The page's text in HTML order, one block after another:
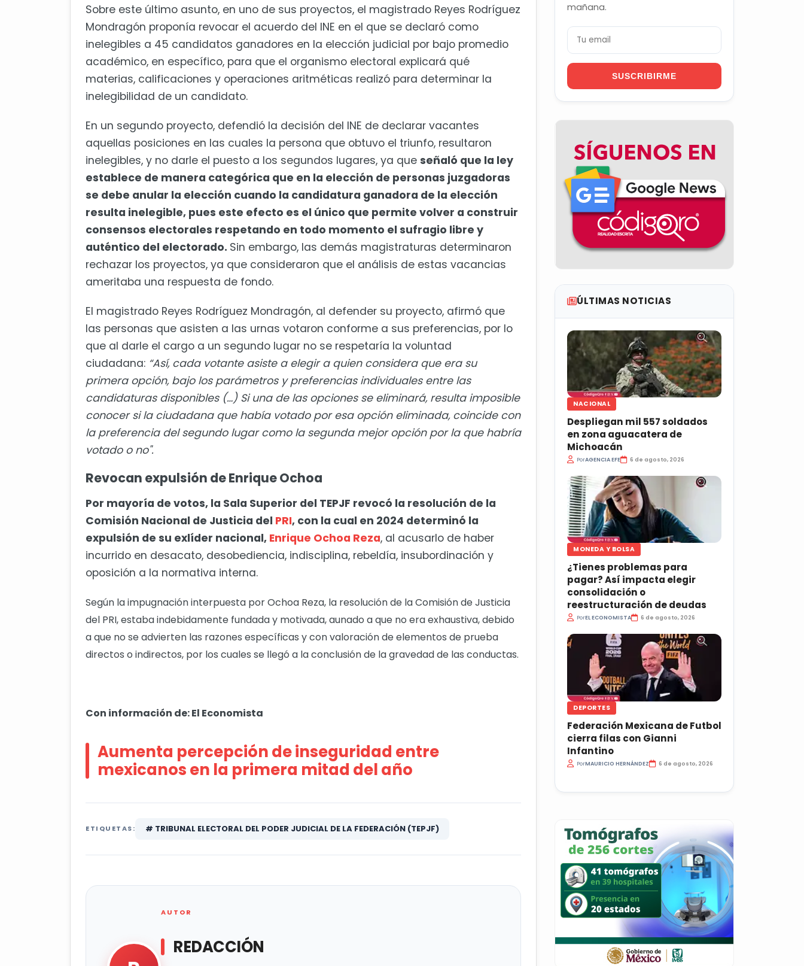
Sobre este último asunto, en uno de sus proyectos, el magistrado Reyes Rodríguez
Mondragón proponía revocar el acuerdo del INE en el que se declaró como
inelegibles a 45 candidatos ganadores en la elección judicial por bajo promedio
académico, en específico, para que el organismo electoral explicará qué
materias, calificaciones y operaciones aritméticas realizó para determinar la
inelegibilidad de un candidato.
En un segundo proyecto, defendió la decisión del INE de declarar vacantes
aquellas posiciones en las cuales la persona que obtuvo el triunfo, resultaron
inelegibles, y no darle el puesto a los segundos lugares, ya que señaló que la ley
establece de manera categórica que en la elección de personas juzgadoras
se debe anular la elección cuando la candidatura ganadora de la elección
resulta inelegible, pues este efecto es el único que permite volver a construir
consensos electorales respetando en todo momento el sufragio libre y
auténtico del electorado. Sin embargo, las demás magistraturas determinaron
rechazar los proyectos, ya que consideraron que el análisis de estas vacancias
ameritaba una respuesta de fondo.
El magistrado Reyes Rodríguez Mondragón, al defender su proyecto, afirmó que
las personas que asisten a las urnas votaron conforme a sus preferencias, por lo
que al darle el cargo a un segundo lugar no se respetaría la voluntad
ciudadana: “Así, cada votante asiste a elegir a quien considera que era su
primera opción, bajo los parámetros y preferencias individuales entre las
candidaturas disponibles (…) Si una de las opciones se eliminará, resulta imposible
conocer si la ciudadana que había votado por esa opción eliminada, coincide con
la preferencia del segundo lugar como la segunda mejor opción por la que habría
votado o no".
Revocan expulsión de Enrique Ochoa
Por mayoría de votos, la Sala Superior del TEPJF revocó la resolución de la
Comisión Nacional de Justicia del PRI, con la cual en 2024 determinó la
expulsión de su exlíder nacional, Enrique Ochoa Reza, al acusarlo de haber
incurrido en desacato, desobediencia, indisciplina, rebeldía, insubordinación y
oposición a la normativa interna.
Según la impugnación interpuesta por Ochoa Reza, la resolución de la Comisión de Justicia
del PRI, estaba indebidamente fundada y motivada, aunado a que no era exhaustiva, debido
a que no se advierten las razones específicas y con valoración de elementos de prueba
directos o indirectos, por los cuales se llegó a la conclusión de la gravedad de las conductas.
Con información de: El Economista
Aumenta percepción de inseguridad entre
mexicanos en la primera mitad del año
ETIQUETAS: # TRIBUNAL ELECTORAL DEL PODER JUDICIAL DE LA FEDERACIÓN (TEPJF)
AUTOR
REDACCIÓN
mañana.
SUSCRIBIRME
ÚLTIMAS NOTICIAS
NACIONAL
Despliegan mil 557 soldados
en zona aguacatera de
Michoacán
PorAGENCIA EFE 6 de agosto, 2026
MONEDA Y BOLSA
¿Tienes problemas para
pagar? Así impacta elegir
consolidación o
reestructuración de deudas
PorEL ECONOMISTA 6 de agosto, 2026
DEPORTES
Federación Mexicana de Futbol
cierra filas con Gianni
Infantino
PorMAURICIO HERNÁNDEZ 6 de agosto, 2026